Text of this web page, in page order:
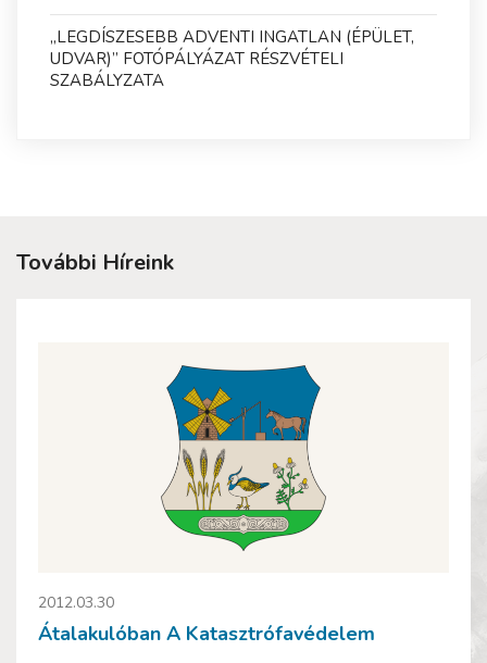
„LEGDÍSZESEBB ADVENTI INGATLAN (ÉPÜLET,
UDVAR)” FOTÓPÁLYÁZAT RÉSZVÉTELI
SZABÁLYZATA
További Híreink
2012.03.30
Átalakulóban A Katasztrófavédelem